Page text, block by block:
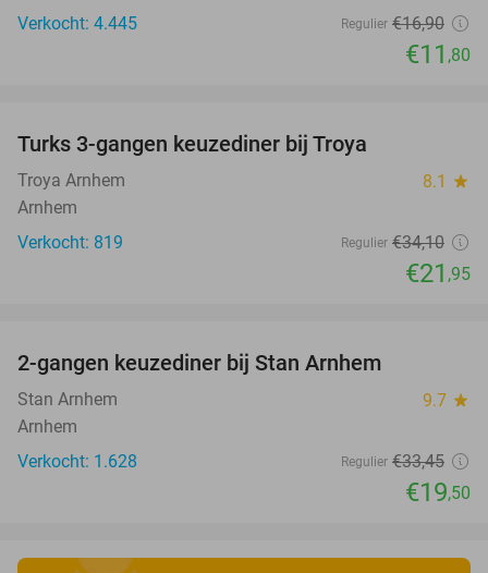
Verkocht: 4.445 Regulier €16,90
€11 ,80
Turks 3-gangen keuzediner bij Troya
Troya Arnhem 8.1 star
Arnhem
Verkocht: 819
Regulier €34,10
€21 ,95
2-gangen keuzediner bij Stan Arnhem
Stan Arnhem 9.7 star
Arnhem
Verkocht: 1.628
Regulier €33,45
€19,50